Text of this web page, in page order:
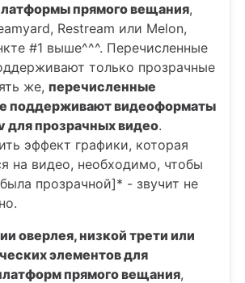
прямого вещания,
Restream или Melon,
#1 выше^^^. Перечисленные
только прозрачные
же, перечисленные
поддерживают видеоформаты
для прозрачных видео.
эффект графики, которая
на видео, необходимо, чтобы
прозрачной]* - звучит не
оверлея, низкой трети или
элементов для
прямого вещания,